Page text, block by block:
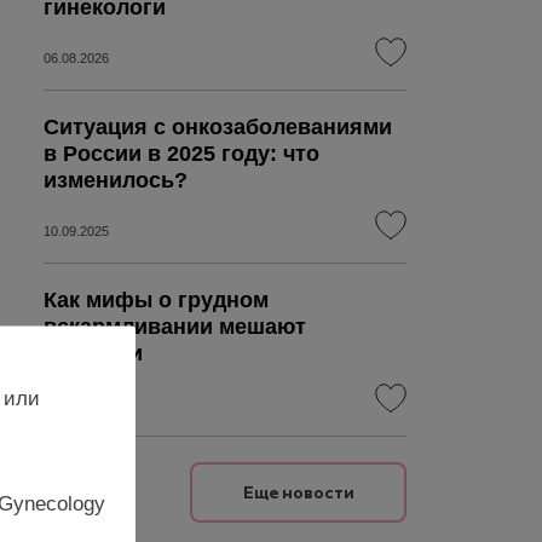
гинекологи
06.08.2026
Ситуация с онкозаболеваниями
в России в 2025 году: что
изменилось?
10.09.2025
Как мифы о грудном
вскармливании мешают
лактации
Еще новости
или